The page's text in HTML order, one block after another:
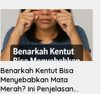
Benarkah Kentut Bisa
Menyebabkan Mata
Merah? Ini Penjelasan